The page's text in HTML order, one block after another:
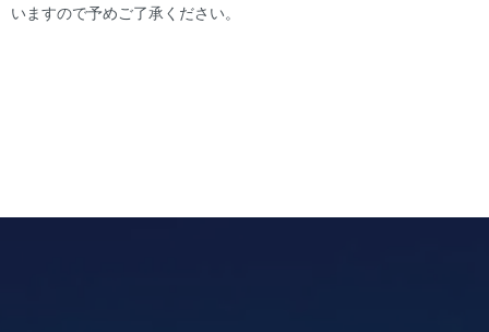
いますので予めご了承ください。